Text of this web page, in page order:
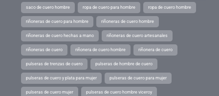
saco de cuero hombre ropa de cuero para hombre ropa de cuero hombre
riñoneras de cuero para hombre riñoneras de cuero hombre
riñoneras de cuero hechas a mano riñoneras de cuero artesanales
riñoneras de cuero riñonera de cuero hombre riñonera de cuero
pulseras de trenzas de cuero pulseras de hombre de cuero
pulseras de cuero y plata para mujer pulseras de cuero para mujer
pulseras de cuero mujer pulseras de cuero hombre viceroy